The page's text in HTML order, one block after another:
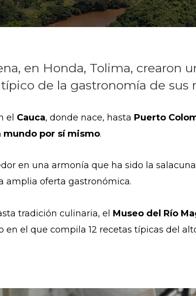
en Honda, Tolima, crearon
de la gastronomía de sus
el Cauca, donde nace, hasta Puerto
mundo por sí mismo.
en una armonía que ha sido la
amplia oferta gastronómica.
tradición culinaria, el Museo del Río
el que compila 12 recetas típicas del